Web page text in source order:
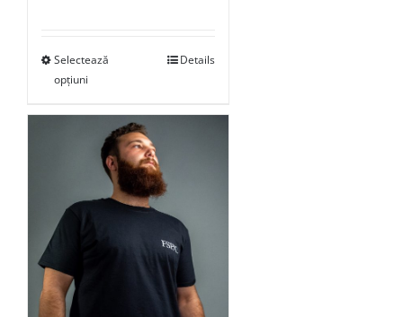
Selectează
opțiuni
Details